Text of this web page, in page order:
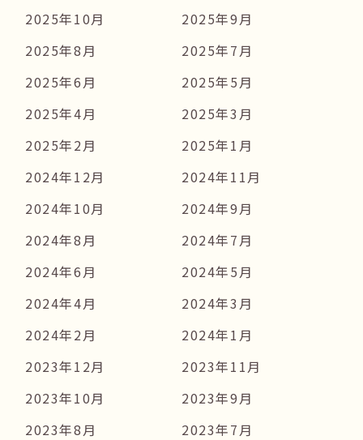
2025年10月
2025年9月
2025年8月
2025年7月
2025年6月
2025年5月
2025年4月
2025年3月
2025年2月
2025年1月
2024年12月
2024年11月
2024年10月
2024年9月
2024年8月
2024年7月
2024年6月
2024年5月
2024年4月
2024年3月
2024年2月
2024年1月
2023年12月
2023年11月
2023年10月
2023年9月
2023年8月
2023年7月